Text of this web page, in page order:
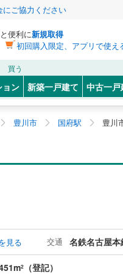
にご協力ください
便利に新規取得
初回購入限定、アプリで使え
買う
ョン 新築一戸建て 中古一戸
豊川市 国府駅 豊川
見る 交通 名鉄名古屋
2 （登記）